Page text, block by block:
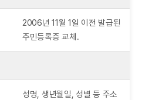
2006년 11월 1일 이전 발급된
주민등록증 교체.
성명, 생년월일, 성별 등 주소